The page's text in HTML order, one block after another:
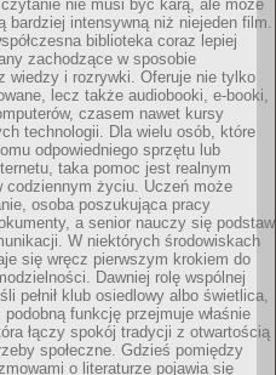
nie musi być karą, ale może
bardziej intensywną niż niejeden film.
biblioteka coraz lepiej
zachodzące w sposobie
wiedzy i rozrywki. Oferuje nie tylko
lecz także audiobooki, e-booki,
czasem nawet kursy
technologii. Dla wielu osób, które
odpowiedniego sprzętu lub
taka pomoc jest realnym
codziennym życiu. Uczeń może
osoba poszukująca pracy
a senior nauczy się podstaw
W niektórych środowiskach
się wręcz pierwszym krokiem do
Dawniej rolę wspólnej
pełnił klub osiedlowy albo świetlica,
funkcję przejmuje właśnie
łączy spokój tradycji z otwartością
społeczne. Gdzieś pomiędzy
o literaturze pojawia się